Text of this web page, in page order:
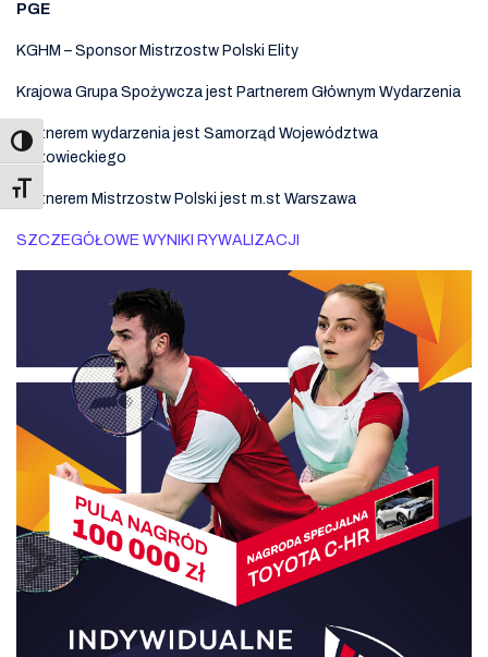
Toggle Font size
PGE
KGHM – Sponsor Mistrzostw Polski Elity
Krajowa Grupa Spożywcza jest Partnerem Głównym Wydarzenia
Partnerem wydarzenia jest Samorząd Województwa
Mazowieckiego
Partnerem Mistrzostw Polski jest m.st Warszawa
SZCZEGÓŁOWE WYNIKI RYWALIZACJI